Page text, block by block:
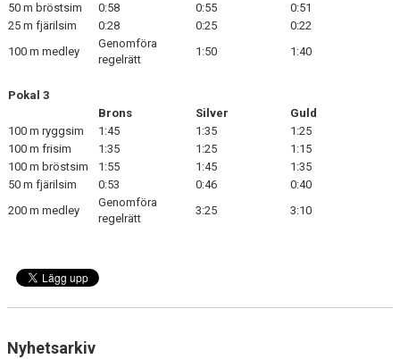
50 m bröstsim
0:58 0:55
0:51
25 m fjärilsim
0:28 0:25
0:22
100 m medley
Genomföra
regelrätt
1:50 1:40
Pokal 3
Brons
Silver
Guld
100 m ryggsim
1:45 1:35
1:25
100 m frisim
1:35 1:25
1:15
100 m bröstsim
1:55 1:45
1:35
50 m fjärilsim
0:53 0:46
0:40
200 m medley
Genomföra
regelrätt
3:25 3:10
Nyhetsarkiv